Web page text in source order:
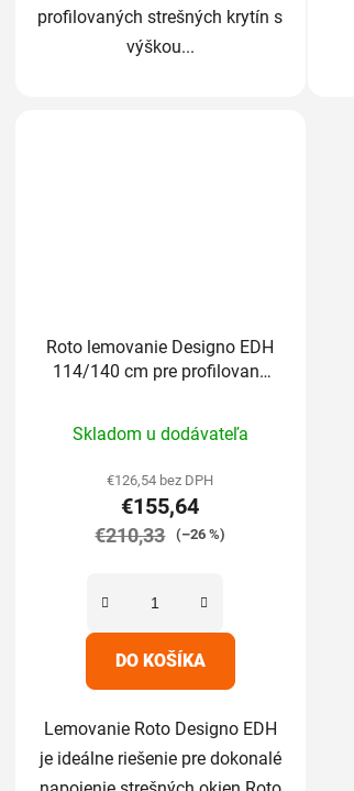
profilovaných strešných krytín s
výškou...
Roto lemovanie Designo EDH
114/140 cm pre profilované
hodnotenie
produktu
je
5,0
Skladom u dodávateľa
€126,54 bez DPH
€155,64
€210,33 (–26 %)
DO KOŠÍKA
Lemovanie Roto Designo EDH
je ideálne riešenie pre dokonalé